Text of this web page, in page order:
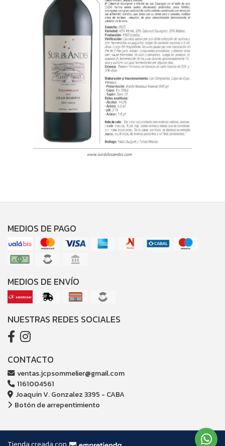
MEDIOS DE PAGO
MEDIOS DE ENVÍO
NUESTRAS REDES SOCIALES
CONTACTO
ventas.jcpsommelier@gmail.com
1161004561
Joaquin V. Gonzalez 3395 - CABA
Botón de arrepentimiento